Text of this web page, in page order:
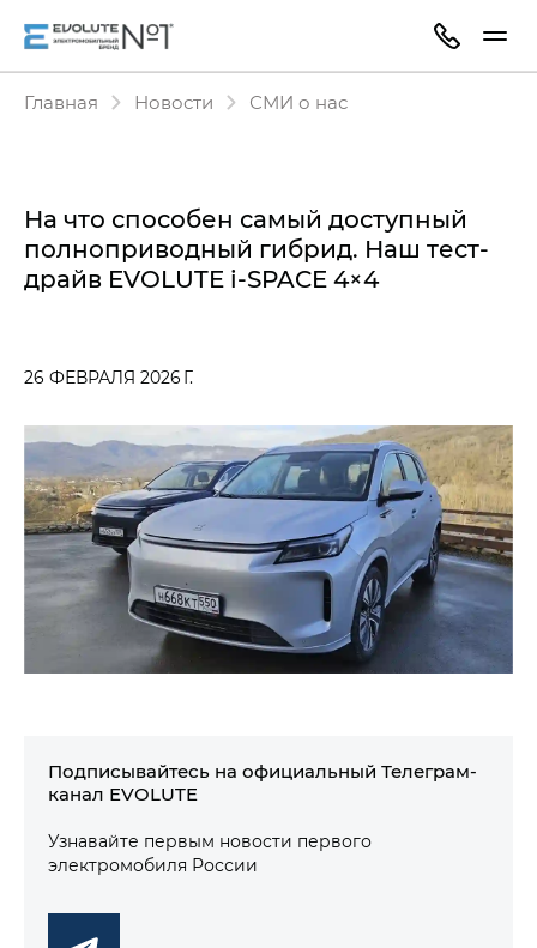
Главная Новости СМИ о нас
На что способен самый доступный
полноприводный гибрид. Наш тест-
драйв EVOLUTE i‑SPACE 4×4
26 ФЕВРАЛЯ 2026 Г.
Подписывайтесь на официальный Телеграм-
канал EVOLUTE
Узнавайте первым новости первого
электромобиля России